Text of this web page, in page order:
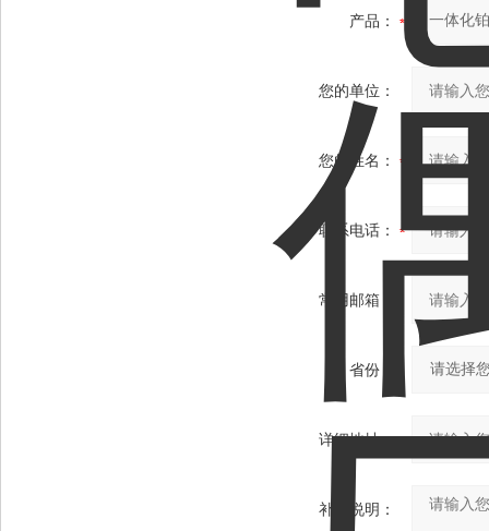
产品：
您的单位：
您的姓名：
联系电话：
常用邮箱：
省份：
详细地址：
补充说明：